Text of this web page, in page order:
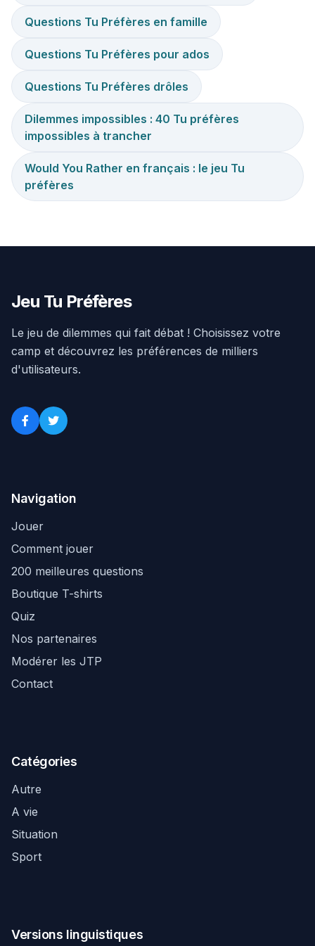
Questions Tu Préfères en famille
Questions Tu Préfères pour ados
Questions Tu Préfères drôles
Dilemmes impossibles : 40 Tu préfères
impossibles à trancher
Would You Rather en français : le jeu Tu
préfères
Jeu Tu Préfères
Le jeu de dilemmes qui fait débat ! Choisissez votre
camp et découvrez les préférences de milliers
d'utilisateurs.
Navigation
Jouer
Comment jouer
200 meilleures questions
Boutique T-shirts
Quiz
Nos partenaires
Modérer les JTP
Contact
Catégories
Autre
A vie
Situation
Sport
Versions linguistiques